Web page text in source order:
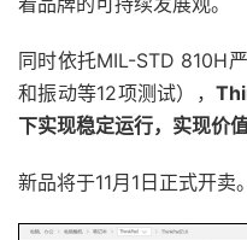
同时依托MIL-STD 810H
和振动等12项测试），
下实现稳定运行，实现价
新品将于11月1日正式开卖。